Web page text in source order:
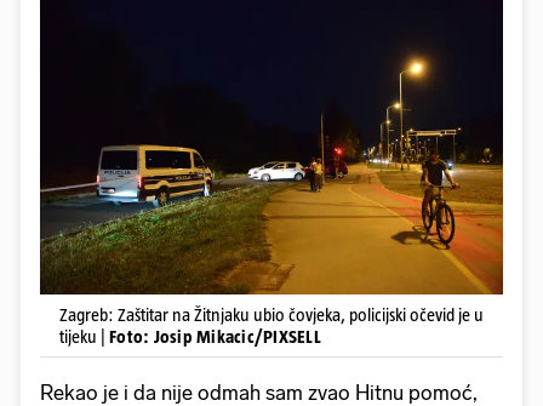
Zagreb: Zaštitar na Žitnjaku ubio čovjeka, policijski očevid je u
tijeku | Foto: Josip Mikacic/PIXSELL
Rekao je i da nije odmah sam zvao Hitnu pomoć,